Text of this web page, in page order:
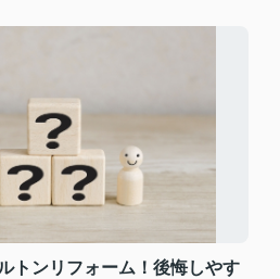
トンリフォーム！後悔しやす